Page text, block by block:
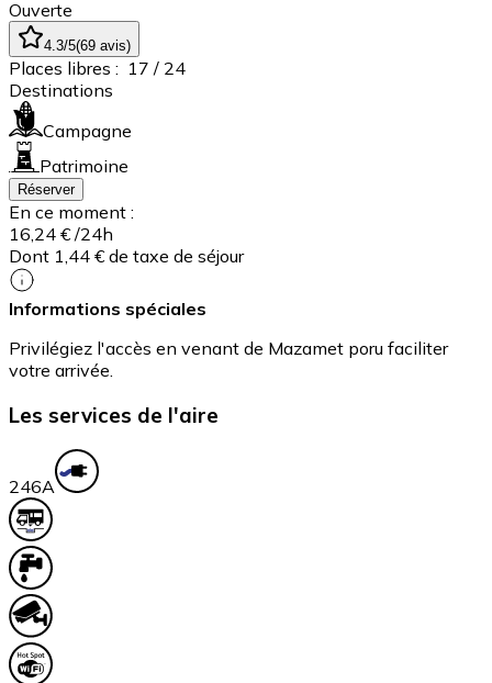
Ouverte
4.3/5(69 avis)
Places libres : 17 / 24
Destinations
Campagne
Patrimoine
Réserver
En ce moment :
16,24 € /24h
Dont 1,44 € de taxe de séjour
Informations spéciales
Privilégiez l'accès en venant de Mazamet poru faciliter
votre arrivée.
Les services de l'aire
246A